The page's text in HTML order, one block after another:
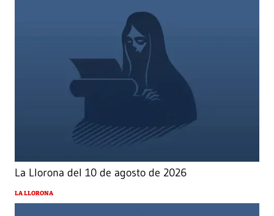
La Llorona del 10 de agosto de 2026
LA LLORONA